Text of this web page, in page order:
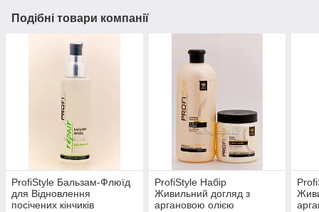
Подібні товари компанії
ProfiStyle Бальзам-Флюїд
для Відновлення
посічених кінчиків
ProfiStyle Набір
Живильний догляд з
аргановою олією